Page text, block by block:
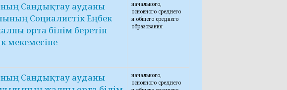
Сандықтау ауданы
Социалистік Еңбек
орта білім беретін
мекемесіне
начального,
основного среднего
и общего среднего
образования
Сандықтау ауданы
начального,
основного среднего